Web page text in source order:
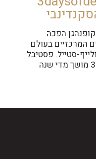
קופנהגן – 3Days of Design קופנהגן הפכה
המרכזיים בעולם
סטייל. פסטיבל
3daysofdesign Copenhagen מושך מדי שנה